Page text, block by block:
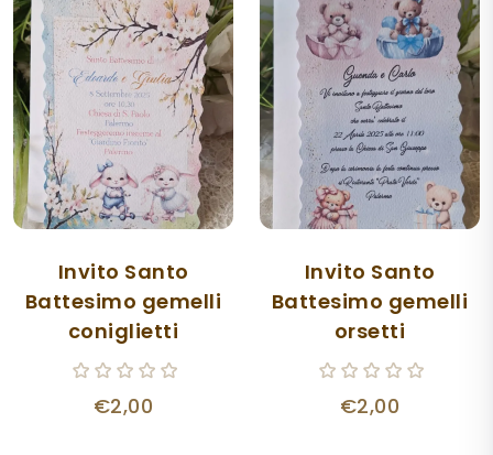
Invito Santo
Battesimo gemelli
coniglietti
€2,00
Invito Santo
Battesimo gemelli
orsetti
€2,00